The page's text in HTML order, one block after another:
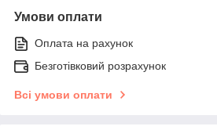
Умови оплати
Оплата на рахунок
Безготівковий розрахунок
Всі умови оплати